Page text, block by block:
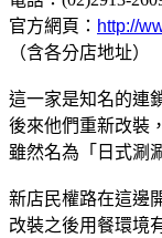
官方網頁： http://
（含各分店地址）
這一家是知名的連
後來他們重新改裝
雖然名為「日式涮
新店民權路在這邊
改裝之後用餐環境